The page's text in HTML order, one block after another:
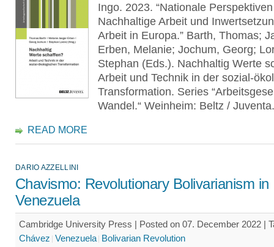
Ingo. 2023. “Nationale
Nachhaltige Arbeit und
Arbeit in Europa.” Barth, Thomas;
Erben, Melanie; Jochum, Georg;
Stephan (Eds.). Nachhaltig Werte
Arbeit und Technik in der sozial-
Transformation. Series
Wandel.“ Weinheim: Beltz /
READ MORE
DARIO AZZELLINI
Chavismo: Revolutionary Bolivarianism in
Venezuela
Cambridge University Press | Posted on 07. December 2022 |
Chávez Venezuela Bolivarian Revolution